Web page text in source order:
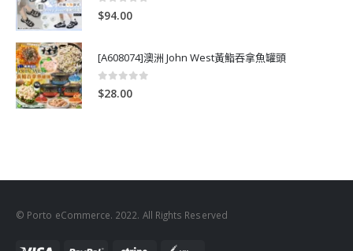
0 out of 5
$94.00
[A608074]澳洲 John West黃鮨吞拿魚罐頭
0 out of 5
$28.00
© Porto eCommerce. 2022. All Rights Reserved